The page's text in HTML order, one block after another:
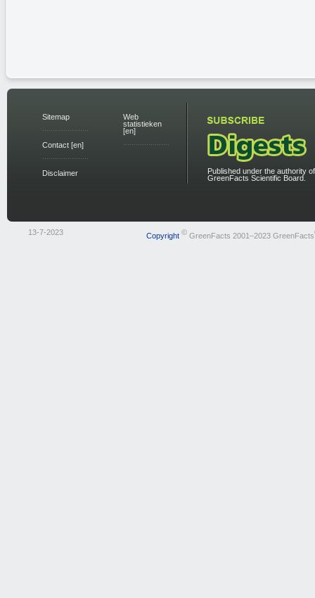
Sitemap
Contact [en]
Disclaimer
Web
statistieken
[en]
Published under the authority
GreenFacts Scientific Board.
13-7-2023 Copyright © GreenFacts 2001–2023 GreenFacts